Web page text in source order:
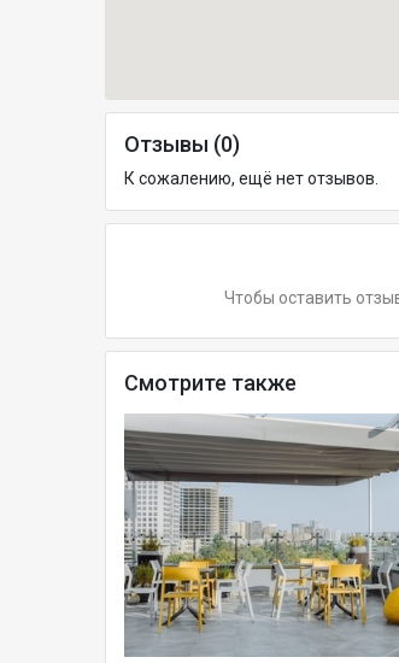
Отзывы (0)
К сожалению, ещё нет отзывов.
Чтобы оставить
Смотрите также